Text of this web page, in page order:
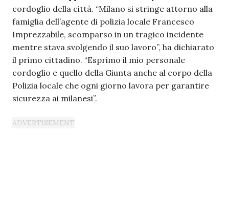
cordoglio della città. “Milano si stringe attorno alla
famiglia dell’agente di polizia locale Francesco
Imprezzabile, scomparso in un tragico incidente
mentre stava svolgendo il suo lavoro”, ha dichiarato
il primo cittadino. “Esprimo il mio personale
cordoglio e quello della Giunta anche al corpo della
Polizia locale che ogni giorno lavora per garantire
sicurezza ai milanesi”.